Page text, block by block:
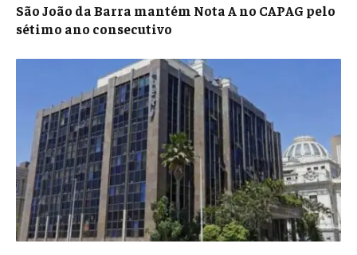
São João da Barra mantém Nota A no CAPAG pelo
sétimo ano consecutivo